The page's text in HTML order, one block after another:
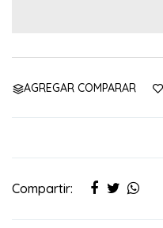
AGREGAR COMPARAR
Compartir: